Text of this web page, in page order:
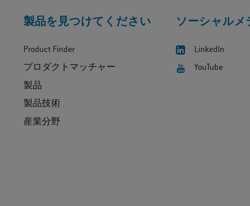
製品を見つけてください
Product Finder
プロダクトマッチャー
製品
製品技術
産業分野
ソーシャルメ
LinkedIn
YouTube